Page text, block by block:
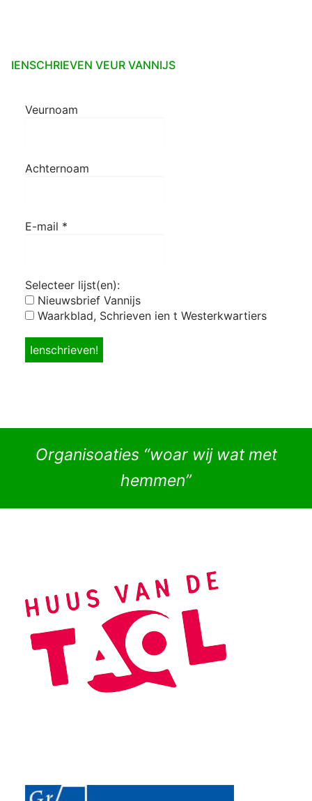
IENSCHRIEVEN VEUR VANNIJS
Veurnoam
Achternoam
E-mail *
Selecteer lijst(en):
Nieuwsbrief Vannijs
Waarkblad, Schrieven ien t Westerkwartiers
Organisoaties “woar wij wat met
hemmen”